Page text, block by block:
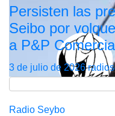
Persisten las
Seibo por
a P&P
3 de julio de 2026
Radio Seybo